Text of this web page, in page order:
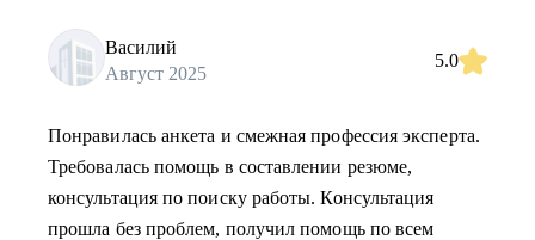
Василий
Август 2025
5.0
Понравилась анкета и смежная профессия эксперта.
Требовалась помощь в составлении резюме,
консультация по поиску работы. Консультация
прошла без проблем, получил помощь по всем